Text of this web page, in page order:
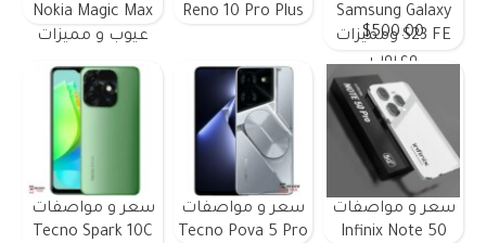
Samsung Galaxy
S23 FE ومميزات
وعيوب
$500.00
Reno 10 Pro Plus
Nokia Magic Max
عيوب و مميزات
سعر و مواصفات
Infinix Note 50
سعر و مواصفات
Tecno Pova 5 Pro
سعر و مواصفات
Tecno Spark 10C